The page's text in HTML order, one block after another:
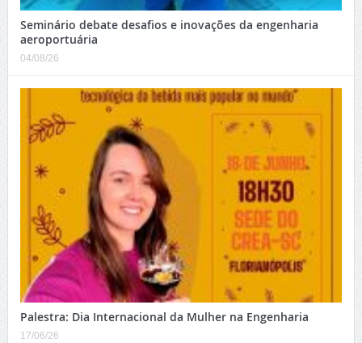
Seminário debate desafios e inovações da engenharia
aeroportuária
04/08/26
Palestra: Dia Internacional da Mulher na Engenharia
17/06/26